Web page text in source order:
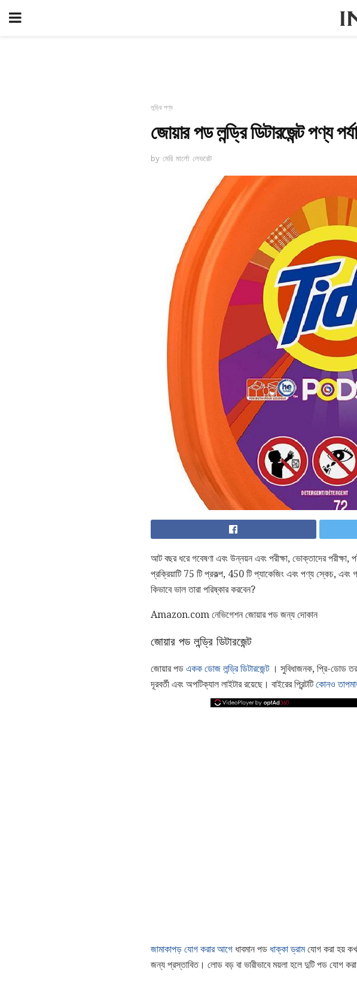
লন্ড্রি পণ্য
জোয়ার পড লন্ড্রি ডিটারজেন্ট পণ্য
by মেরি মার্লো লেভরেট
আট বছর ধরে গবেষণা এবং উন্নয়ন এবং পরীক্ষা, ভোক্তাদের
প্রক্রিয়াটি 75 টি প্রকল্প, 450 টি প্যাকেজিং এবং পণ্য স্কেচ,
কিভাবে ভাল তারা পরিষ্কার করবেন?
Amazon.com নেভিগেশন জোয়ার পড জন্য দোকান
জোয়ার পড লন্ড্রি ডিটারজেন্ট
জোয়ার পড একক ডোজ লন্ড্রি ডিটারজেন্ট। সুবিধাজনক, প্রি-ডোড তরল
দূরবর্তী এবং অপটিক্যাল লাইটার রয়েছে। বাইরের প্রিন্টটিকোনও
জামাকাপড় যোগ করার আগে ধাবমান পড ধাক্কা ড্রামযোগ করা হয়
জন্য প্রস্তাবিত। লোড বড় বা ভারীভাবে ময়লা হলে দুটি পড যোগ